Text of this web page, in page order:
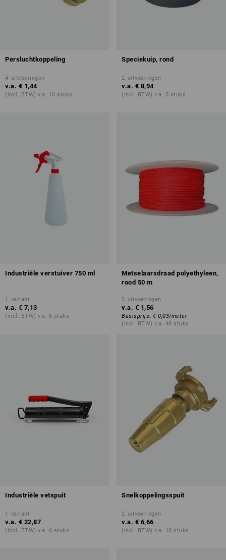
Persluchtkoppeling
4 uitvoeringen
v.a. € 1,44
(incl. BTW) v.a. 10 stuks
Speciekuip, rond
2 uitvoeringen
v.a. € 8,94
(incl. BTW) v.a. 5 stuks
Industriële verstuiver 750 ml
1 variant
v.a. € 7,13
(incl. BTW) v.a. 6 stuks
Metselaarsdraad polyethyleen,
rood 50 m
3 uitvoeringen
v.a. € 1,56
Basisprijs: € 0,03/meter
(incl. BTW) v.a. 48 stuks
Industriële vetspuit
1 variant
v.a. € 22,87
(incl. BTW) v.a. 6 stuks
Snelkoppelingsspuit
2 uitvoeringen
v.a. € 6,66
(incl. BTW) v.a. 10 stuks